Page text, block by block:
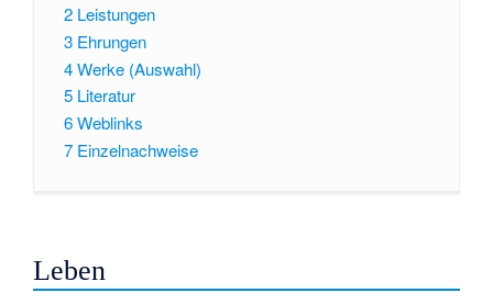
2 Leistungen
3 Ehrungen
4Werke (Auswahl)
5 Literatur
6Weblinks
7 Einzelnachweise
Leben